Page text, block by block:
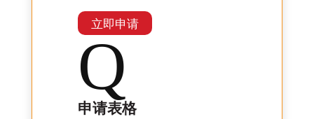
立即申请
Q
申请表格